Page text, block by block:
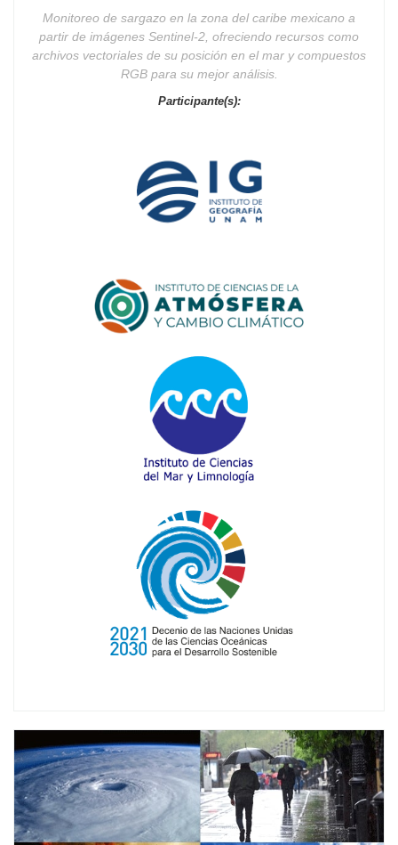
Monitoreo de sargazo en la zona del caribe mexicano a
partir de imágenes Sentinel-2, ofreciendo recursos como
archivos vectoriales de su posición en el mar y compuestos
RGB para su mejor análisis.
Participante(s):